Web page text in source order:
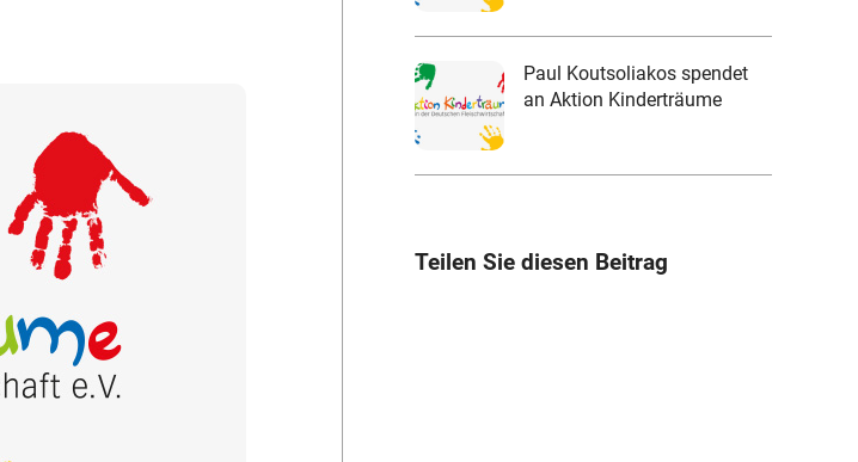
Paul Koutsoliakos spendet
an Aktion Kinderträume
Teilen Sie diesen Beitrag